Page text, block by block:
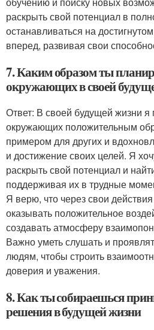
раскрыть свой потенциал в
останавливаться на
вперед, развивая свои
7. Каким образом ты
окружающих в своей
Ответ: В своей будущей жизни
окружающих положительным
примером для других и
и достижение своих целей. Я
раскрыть свой потенциал и
поддерживая их в трудные
Я верю, что через свои
оказывать положительное
создавать атмосферу
Важно уметь слушать и
людям, чтобы строить
доверия и уважения.
8. Как ты собираешься
решения в будущей жизни